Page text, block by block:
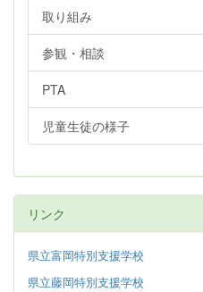
取り組み
参観・相談
PTA
児童生徒の様子
リンク
県立富岡特別支援学校
県立藤岡特別支援学校